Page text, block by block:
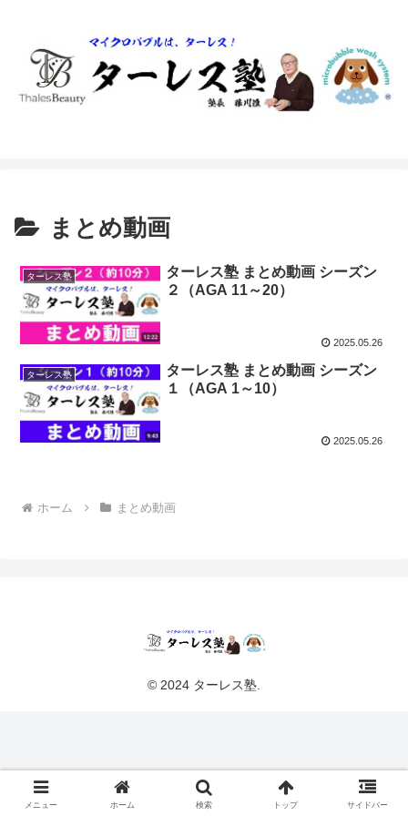
まとめ動画
ターレス塾
ターレス塾 まとめ動画 シーズン
２（AGA 11～20）
2025.05.26
ターレス塾
ターレス塾 まとめ動画 シーズン
１（AGA 1～10）
2025.05.26
ホーム まとめ動画
© 2024 ターレス塾.
メニュー ホーム 検索 トップ サイドバー